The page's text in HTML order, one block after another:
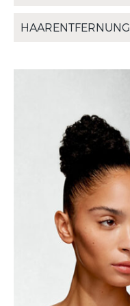
HAARENTFERNUNG